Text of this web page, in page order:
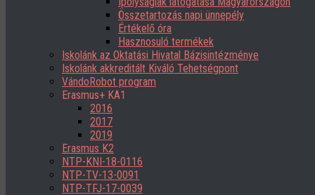
Összetartozás napi ünnepély
Értékelő óra
Hasznosuló termékek
Iskolánk az Oktatási Hivatal Bázisintézménye
Iskolánk akkreditált Kiváló Tehetségpont
VándoRobot program
Erasmus+ KA1
2016
2017
2019
Erasmus K2
NTP-KNI-18-0116
NTP-TV-13-0091
NTP-TFJ-17-0039